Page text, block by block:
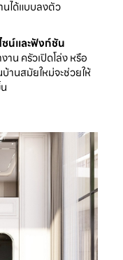
นได้แบบลงตัว
น์และฟังก์ชัน
น ครัวเปิดโล่ง หรือ
านสมัยใหม่จะช่วยให้